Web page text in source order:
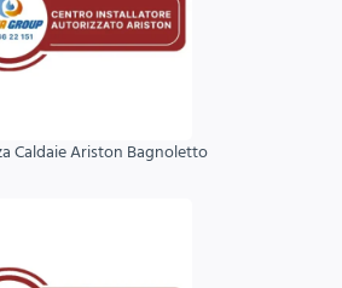
Caldaie Ariston Bagnoletto